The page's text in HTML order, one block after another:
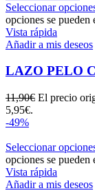
Seleccionar
opciones se
Vista rápida
Añadir a mis deseos
LAZO PELO
11,90€ El precio
5,95€.
-49%
Seleccionar
opciones se
Vista rápida
Añadir a mis deseos